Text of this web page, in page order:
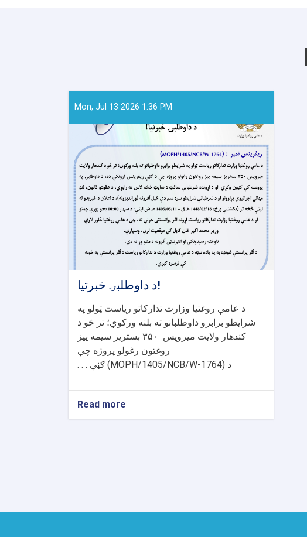
Mon, Jul 13 2026 1:36 PM
د داوطلبۍ خبرتیا!
د عامې روغتیا وزارت تدارکاتو ریاست ټولو په
شرایطو برابرو داوطلبانو ته بلنه ورکوي؛ تر څو د
کندهار ولایت میرویس
۳۵۰ بستریز سیمه ییز
روغتون رغولو پروژه چې
د (MOPH/1405/NCB/W-1764) ګڼې . . .
Read more
د